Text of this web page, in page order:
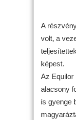
A
volt, a
képest.
Az Equilor
alacsony
is gyenge